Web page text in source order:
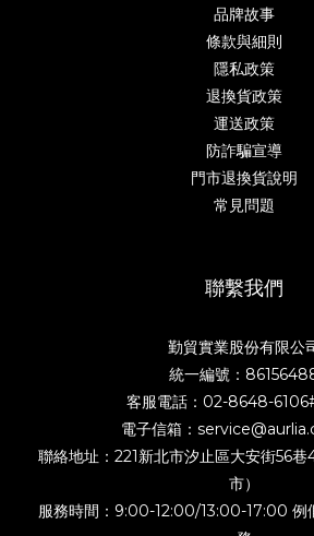
品牌故事
條款與細則
隱私政策
退換貨政策
運送政策
防詐騙宣導
門市退換貨說明
常見問題
聯繫我們
勤貿實業股份有限公
統一編號：
客服電話：02-8648-
電子信箱：
聯絡地址：221新北市汐止區大安街56
市）
服務時間：9:00-12:00/13:00-17:00 例